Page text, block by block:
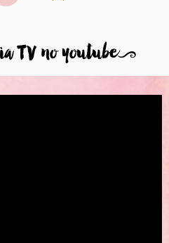
TV no youtube9